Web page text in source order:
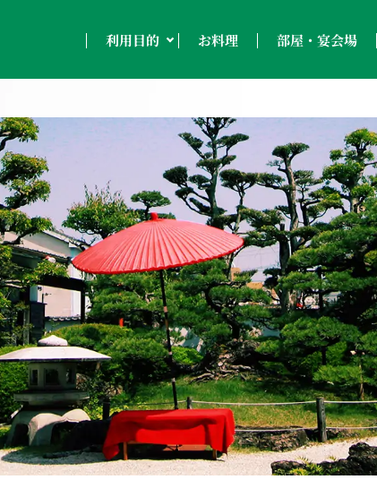
利用目的 お料理 部屋・宴会場